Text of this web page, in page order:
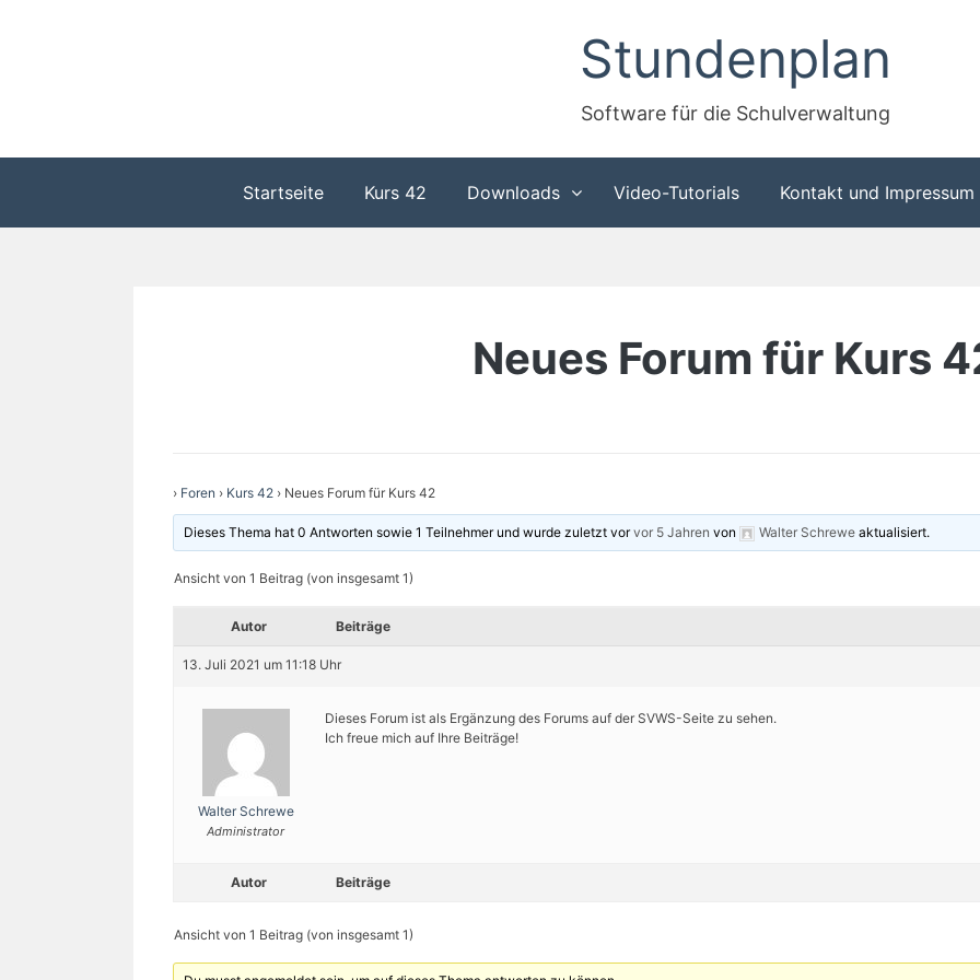
Stundenplan
Software für die Schulverwaltung
Startseite Kurs 42 Downloads Video-Tutorials Kontakt und Impressum
Neues Forum für Kurs
› Foren › Kurs 42 › Neues Forum für Kurs 42
Dieses Thema hat 0 Antworten sowie 1 Teilnehmer und wurde zuletzt vorvor 5 Jahren von Walter Schrewe aktualisiert.
Ansicht von 1 Beitrag (von insgesamt 1)
Autor Beiträge
13. Juli 2021 um 11:18 Uhr
Walter Schrewe
Administrator
Dieses Forum ist als Ergänzung des Forums auf der SVWS-Seite zu sehen.
Ich freue mich auf Ihre Beiträge!
Autor Beiträge
Ansicht von 1 Beitrag (von insgesamt 1)